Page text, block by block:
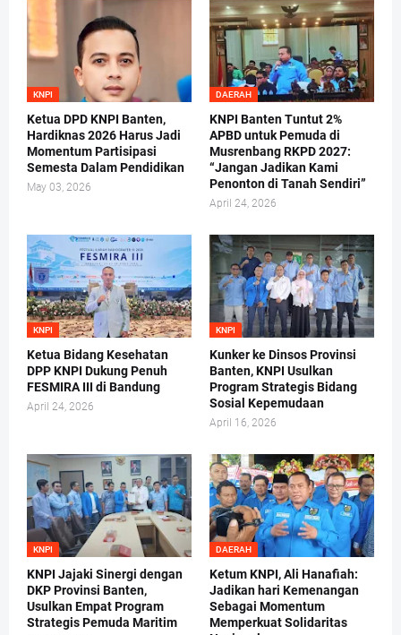
KNPI
Ketua DPD KNPI Banten,
Hardiknas 2026 Harus Jadi
Momentum Partisipasi
Semesta Dalam Pendidikan
May 03, 2026
DAERAH
KNPI Banten Tuntut 2%
APBD untuk Pemuda di
Musrenbang RKPD 2027:
“Jangan Jadikan Kami
Penonton di Tanah Sendiri”
April 24, 2026
KNPI
Ketua Bidang Kesehatan
DPP KNPI Dukung Penuh
FESMIRA III di Bandung
April 24, 2026
KNPI
Kunker ke Dinsos Provinsi
Banten, KNPI Usulkan
Program Strategis Bidang
Sosial Kepemudaan
April 16, 2026
KNPI
KNPI Jajaki Sinergi dengan
DKP Provinsi Banten,
Usulkan Empat Program
Strategis Pemuda Maritim
DAERAH
Ketum KNPI, Ali Hanafiah:
Jadikan hari Kemenangan
Sebagai Momentum
Memperkuat Solidaritas